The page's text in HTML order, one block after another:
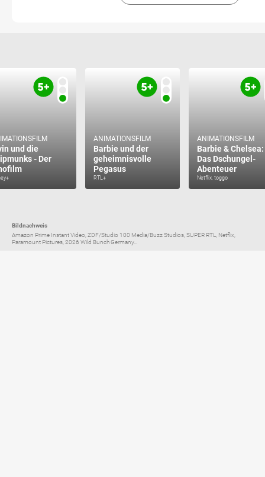
und die
- Der
ANIMATIONSFILM
Barbie und der
geheimnisvolle
Pegasus
RTL+
ANIMATIONSFILM
Barbie & Chelsea:
Das Dschungel-
Abenteuer
Netflix, toggo
Bildnachweis
Amazon Prime Instant Video, ZDF/Studio 100 Media/Buzz Studios, SUPER RTL, Netflix,
Paramount Pictures, 2026 Wild Bunch Germany...